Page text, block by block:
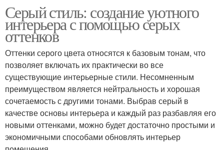
Серый стиль: создание уютного
интерьера с помощью серых
оттенков
Оттенки серого цвета относятся к базовым тонам, что
позволяет включать их практически во все
существующие интерьерные стили. Несомненным
преимуществом является нейтральность и хорошая
сочетаемость с другими тонами. Выбрав серый в
качестве основы интерьера и каждый раз разбавляя его
новыми оттенками, можно будет достаточно простыми и
экономичными способами обновлять интерьер